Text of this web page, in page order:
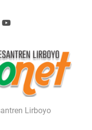
Lirboyo